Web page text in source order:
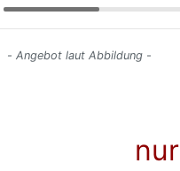
- Angebot laut Abbildung -
nur
Deals